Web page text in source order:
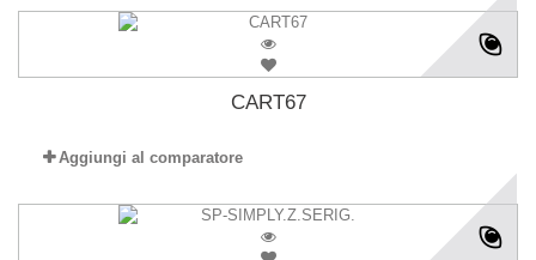
CART67
Aggiungi al comparatore